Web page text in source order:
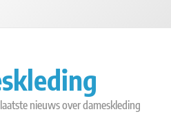
nieuws over dameskleding